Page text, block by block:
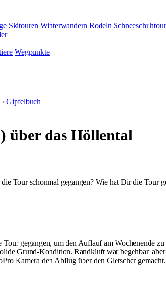
Skitouren Winterwandern Rodeln
Wegpunkte
› Gipfelbuch
über das Höllental
Tour schonmal gegangen? Wie hat Dir die Tour
Tour gegangen, um den Auflauf am Wochenende
Grund-Kondition. Randkluft war begehbar,
Kamera den Abflug über den Gletscher